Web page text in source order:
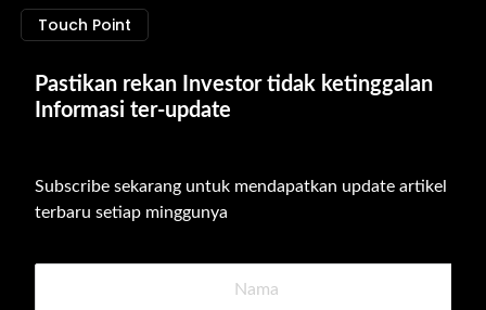
Touch Point
Pastikan rekan Investor tidak ketinggalan
Informasi ter-update
Subscribe sekarang untuk mendapatkan update artikel
terbaru setiap minggunya